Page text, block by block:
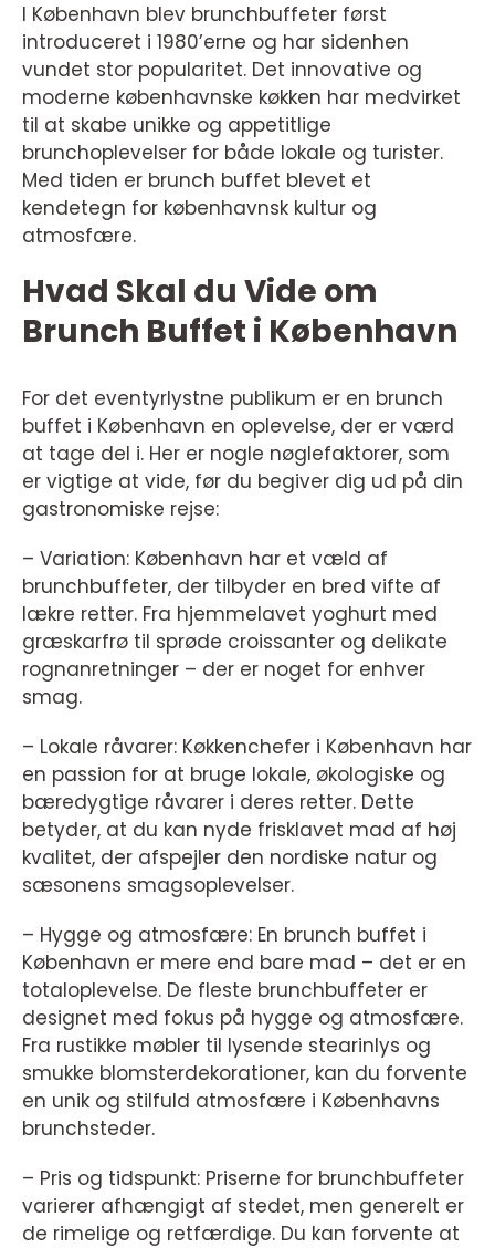
I København blev brunchbuffeter først
introduceret i 1980’erne og har sidenhen
vundet stor popularitet. Det innovative og
moderne københavnske køkken har medvirket
til at skabe unikke og appetitlige
brunchoplevelser for både lokale og turister.
Med tiden er brunch buffet blevet et
kendetegn for københavnsk kultur og
atmosfære.
Hvad Skal du Vide om
Brunch Buffet i København
For det eventyrlystne publikum er en brunch
buffet i København en oplevelse, der er værd
at tage del i. Her er nogle nøglefaktorer, som
er vigtige at vide, før du begiver dig ud på din
gastronomiske rejse:
– Variation: København har et væld af
brunchbuffeter, der tilbyder en bred vifte af
lækre retter. Fra hjemmelavet yoghurt med
græskarfrø til sprøde croissanter og delikate
rognanretninger – der er noget for enhver
smag.
– Lokale råvarer: Køkkenchefer i København har
en passion for at bruge lokale, økologiske og
bæredygtige råvarer i deres retter. Dette
betyder, at du kan nyde frisklavet mad af høj
kvalitet, der afspejler den nordiske natur og
sæsonens smagsoplevelser.
– Hygge og atmosfære: En brunch buffet i
København er mere end bare mad – det er en
totaloplevelse. De fleste brunchbuffeter er
designet med fokus på hygge og atmosfære.
Fra rustikke møbler til lysende stearinlys og
smukke blomsterdekorationer, kan du forvente
en unik og stilfuld atmosfære i Københavns
brunchsteder.
– Pris og tidspunkt: Priserne for brunchbuffeter
varierer afhængigt af stedet, men generelt er
de rimelige og retfærdige. Du kan forvente at